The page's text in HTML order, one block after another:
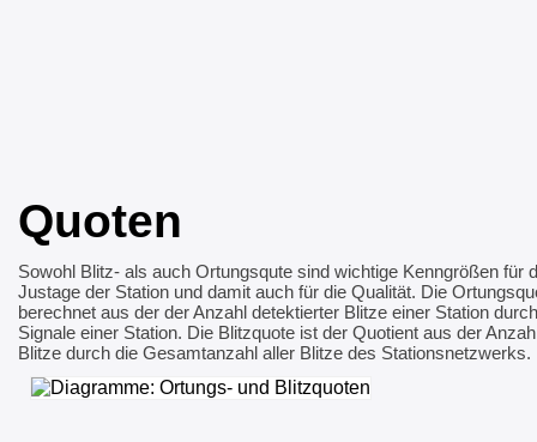
Quoten
Sowohl Blitz- als auch Ortungsqute sind wichtige Kenngrößen für
Justage der Station und damit auch für die Qualität. Die
berechnet aus der der Anzahl detektierter Blitze einer Station
Signale einer Station. Die Blitzquote ist der Quotient aus der
Blitze durch die Gesamtanzahl aller Blitze des Stationsnetzwerks.